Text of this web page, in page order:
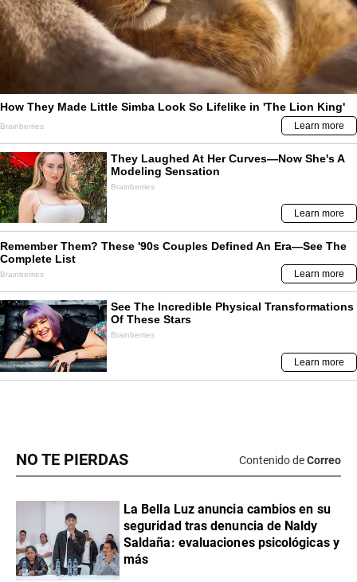
NO TE PIERDAS Contenido deCorreo
La Bella Luz anuncia cambios en su
seguridad tras denuncia de Naldy
Saldaña: evaluaciones psicológicas y
más